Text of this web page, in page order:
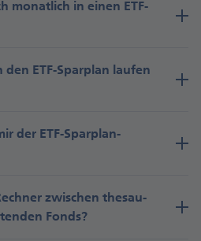
bereit.
monatlich in einen ETF-
den ETF-Sparplan laufen
der ETF-Sparplan­
zwischen thesau­
Fonds?